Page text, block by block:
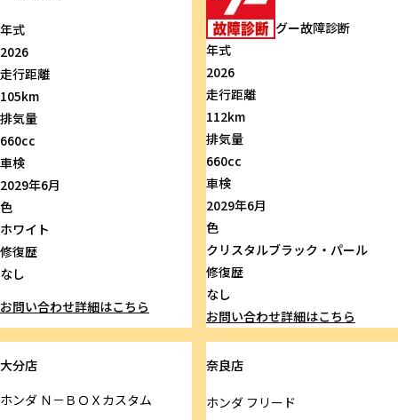
年式
2026
走行距離
105km
排気量
660cc
車検
2029年6月
色
ホワイト
修復歴
なし
お問い合わせ詳細はこちら
グー故障診断
年式
2026
走行距離
112km
排気量
660cc
車検
2029年6月
色
クリスタルブラック・パール
修復歴
なし
お問い合わせ詳細はこちら
大分店
ホンダ Ｎ－ＢＯＸカスタム
奈良店
ホンダフリード